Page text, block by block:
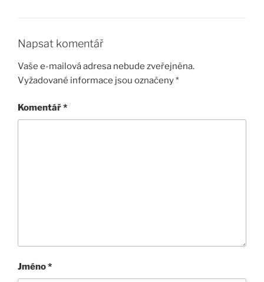
Napsat komentář
Vaše e-mailová adresa nebude zveřejněna.
Vyžadované informace jsou označeny*
Komentář*
Jméno*